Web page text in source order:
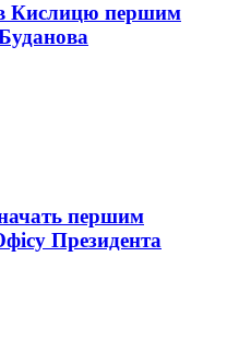
Кислицю першим
першим
Президента